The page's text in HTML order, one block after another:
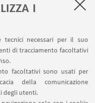
I
necessari per il suo
di tracciamento facoltativi
facoltativi sono usati per
della comunicazione
degli utenti.
Padova, Il
la miniatura nei
del Trecento,
2018).